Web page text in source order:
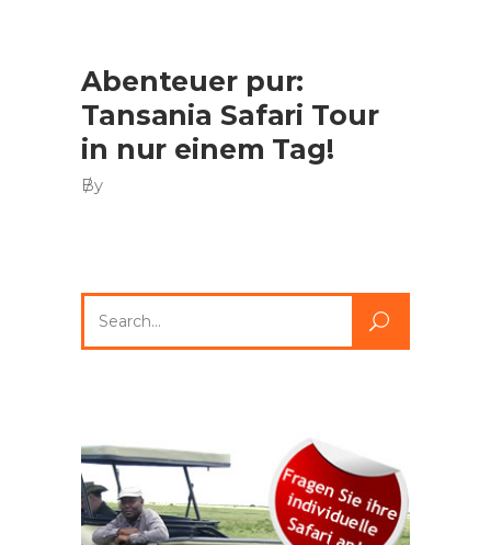
Abenteuer pur:
Tansania Safari Tour
in nur einem Tag!
By
for: